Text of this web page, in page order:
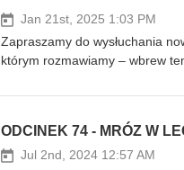
energią zachęca do sięgnięcia
przeistoczonych”, czyli nowej
Pierwszego Imperium” Michaela
- https://open.spotify.com/
FB: https://www.facebook.com/
readers.initiative@gmail.com
Jan 21st, 2025 1:03 PM
Zapraszamy do wysłuchania
którym rozmawiamy – wbrew
cyberpunkowej powieści
roku polecają Michał, Rafał i
duchem Sebastian z podcastu
ODCINEK 74 - MRÓZ W
Jul 2nd, 2024 12:57 AM